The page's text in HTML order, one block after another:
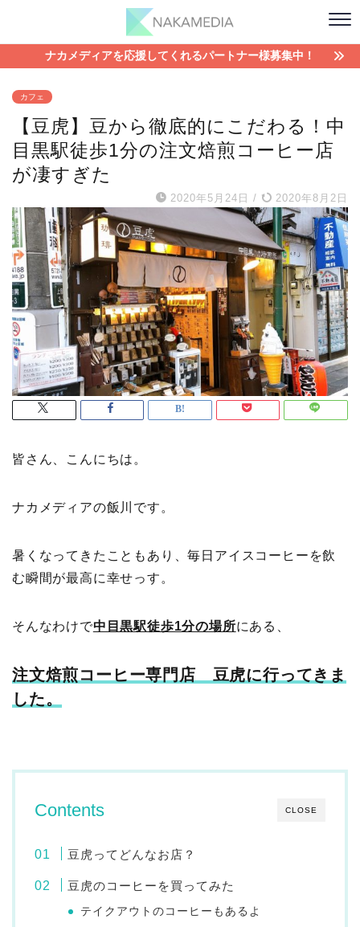
ナカメディアを応援してくれるパートナー様募集中！
カフェ
【豆虎】豆から徹底的にこだわる！中
目黒駅徒歩1分の注文焙煎コーヒー店
が凄すぎた
2020年5月24日 / 2020年8月2日
皆さん、こんにちは。
ナカメディアの飯川です。
暑くなってきたこともあり、毎日アイスコーヒーを飲
む瞬間が最高に幸せっす。
そんなわけで中目黒駅徒歩1分の場所にある、
注文焙煎コーヒー専門店 豆虎に行ってきま
した。
CLOSE
Contents
豆虎ってどんなお店？
豆虎のコーヒーを買ってみた
テイクアウトのコーヒーもあるよ